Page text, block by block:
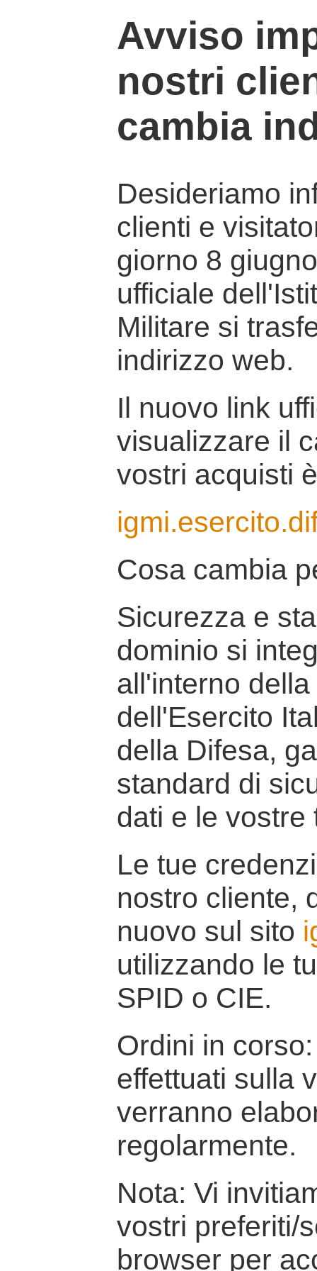
Avviso
nostri
cambia
Desideriamo
clienti e
giorno 8
ufficiale
Militare si
indirizzo web.
Il nuovo link
visualizzare il
vostri acquisti
Cosa cambia
Sicurezza e
dominio si
all'interno
dell'Esercito
della Difesa,
standard di
dati e le vostre
Le tue
nostro cliente,
nuovo sul sito
utilizzando le
SPID o CIE.
Ordini in
effettuati sulla
verranno
regolarmente.
Nota: Vi
vostri preferiti/
browser per